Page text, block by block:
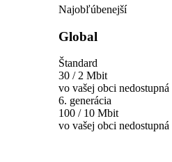
Najobľúbenejší
Global
Štandard
30 / 2 Mbit
vo vašej obci nedostupná
6. generácia
100 / 10 Mbit
vo vašej obci nedostupná